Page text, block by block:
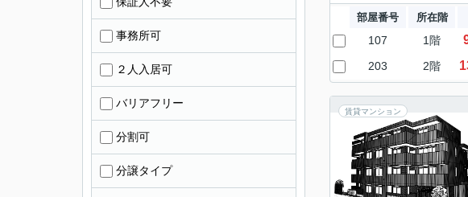
部屋番号 所在階
107 1階
203 2階
賃貸マンション
事務所可
２人入居可
バリアフリー
分割可
分譲タイプ